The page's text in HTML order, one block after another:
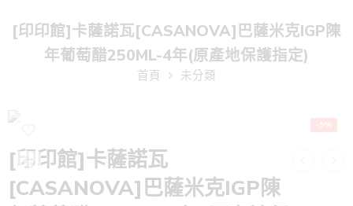
[印印館]卡薩諾瓦[CASANOVA]巴薩米克IGP陳
年葡萄醋250ML-4年(原產地保護指定)
首頁 未分類
-9%
[印印館]卡薩諾瓦
[CASANOVA]巴薩米克IGP陳